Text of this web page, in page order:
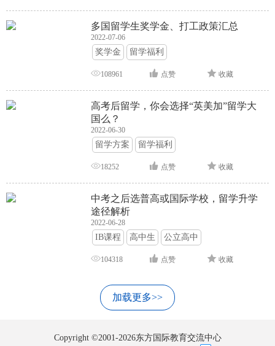
多国留学生奖学金、打工政策汇总
2022-07-06
奖学金 留学福利
108961 点赞 收藏
高考后留学，你会选择“英美加”留学大
国么？
2022-06-30
留学方案 留学福利
18252 点赞 收藏
中考之后选普高或国际学校，留学升学
途径解析
2022-06-28
IB课程 高中生 公立高中
104318 点赞 收藏
加载更多>>
Copyright ©2001-2026东方国际教育交流中心